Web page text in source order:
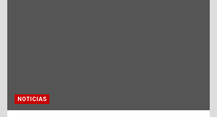
NOTICIAS